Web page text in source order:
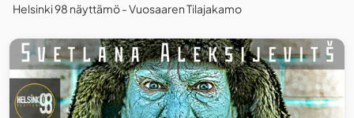
Helsinki 98 näyttämö - Vuosaaren Tilajakamo